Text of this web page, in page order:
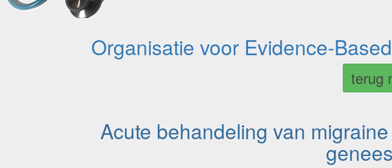
Organisatie voor Evidence-
terug
Acute behandeling van